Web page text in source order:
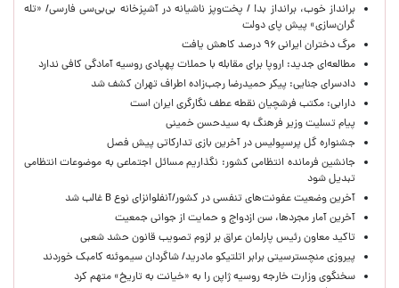
برانداز خوب، برانداز بد! / پخت‌وپز ناشیانه در آشپزخانه‌ بی‌بی‌سی فارسی/ «تله
گران‌سازی» پیش پای دولت
مرگ دختران ایرانی ۹۶ درصد کاهش یافت
مطالعه‌ای جدید: اروپا برای مقابله با حملات پهپادی روسیه آمادگی کافی ندارد
دادسرای جنایی: پیکر حمیدرضا رجب‌زاده اطراف تهران کشف شد
دارابی: مکتب فرشچیان نقطه عطف نگارگری ایران است
پیام تسلیت وزیر فرهنگ به سیدحسن خمینی
جشنواره گل پرسپولیس در آخرین بازی تدارکاتی پیش فصل
جانشین فرمانده انتظامی کشور: نگذاریم مسائل اجتماعی به موضوعات انتظامی
تبدیل شود
آخرین وضعیت عفونت‌های تنفسی در کشور/آنفلوانزای نوع B غالب شد
آخرین آمار مجردها، سن ازدواج و حمایت از جوانی جمعیت
تاکید معاون رئیس پارلمان عراق بر لزوم تصویب قانون حشد شعبی
پیروزی منچسترسیتی برابر اتلتیکو مادرید/ شاگردان سیموئنه کامبک خوردند
سخنگوی وزارت خارجه روسیه ژاپن را به «خیانت به تاریخ» متهم کرد